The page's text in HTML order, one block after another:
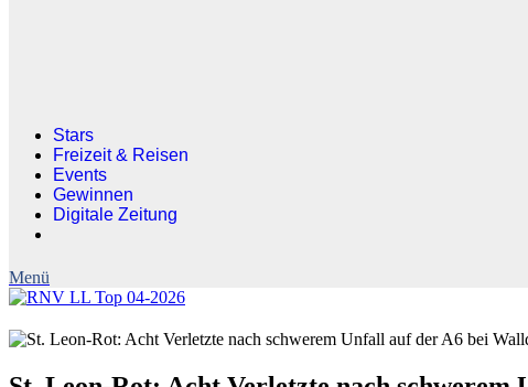
Stars
Freizeit & Reisen
Events
Gewinnen
Digitale Zeitung